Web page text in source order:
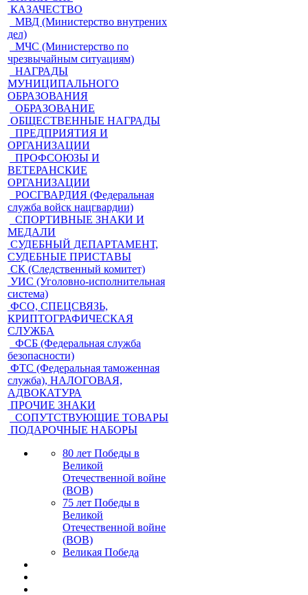
КАЗАЧЕСТВО
МВД (Министерство внутрених
дел)
МЧС (Министерство по
чрезвычайным ситуациям)
НАГРАДЫ
МУНИЦИПАЛЬНОГО
ОБРАЗОВАНИЯ
ОБРАЗОВАНИЕ
ОБЩЕСТВЕННЫЕ НАГРАДЫ
ПРЕДПРИЯТИЯ И
ОРГАНИЗАЦИИ
ПРОФСОЮЗЫ И
ВЕТЕРАНСКИЕ
ОРГАНИЗАЦИИ
РОСГВАРДИЯ (Федеральная
служба войск нацгвардии)
СПОРТИВНЫЕ ЗНАКИ И
МЕДАЛИ
СУДЕБНЫЙ ДЕПАРТАМЕНТ,
СУДЕБНЫЕ ПРИСТАВЫ
СК (Следственный комитет)
УИС (Уголовно-исполнительная
система)
ФСО, СПЕЦСВЯЗЬ,
КРИПТОГРАФИЧЕСКАЯ
СЛУЖБА
ФСБ (Федеральная служба
безопасности)
ФТС (Федеральная таможенная
служба), НАЛОГОВАЯ,
АДВОКАТУРА
ПРОЧИЕ ЗНАКИ
СОПУТСТВУЮЩИЕ ТОВАРЫ
ПОДАРОЧНЫЕ НАБОРЫ
80 лет Победы в
Великой
Отечественной войне
(ВОВ)
75 лет Победы в
Великой
Отечественной войне
(ВОВ)
Великая Победа